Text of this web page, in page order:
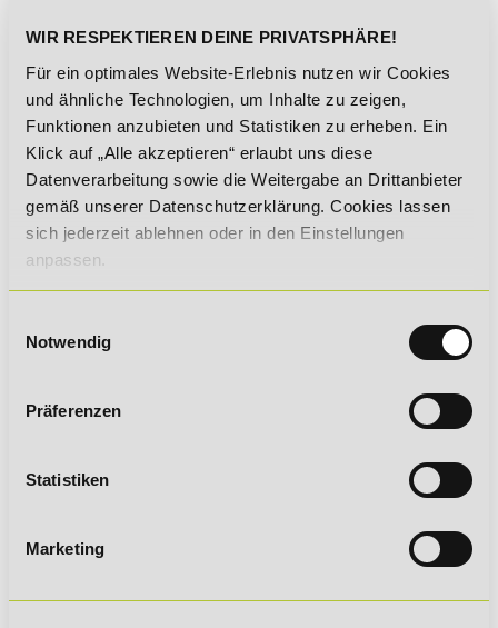
WIR RESPEKTIEREN DEINE PRIVATSPHÄRE!
Für ein optimales Website-Erlebnis nutzen wir Cookies
und ähnliche Technologien, um Inhalte zu zeigen,
Funktionen anzubieten und Statistiken zu erheben. Ein
Klick auf „Alle akzeptieren“ erlaubt uns diese
Datenverarbeitung sowie die Weitergabe an Drittanbieter
gemäß unserer Datenschutzerklärung. Cookies lassen
sich jederzeit ablehnen oder in den Einstellungen
anpassen.
Notwendig
Präferenzen
Statistiken
Marketing
Land
Ich stimme den beschriebenen
Ich stimme den beschriebenen
Sicherheitsfrage